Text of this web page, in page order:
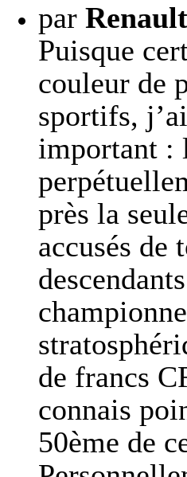
par
Puisque
couleur de
sportifs,
important :
près la
accusés de
de francs
connais
50ème de